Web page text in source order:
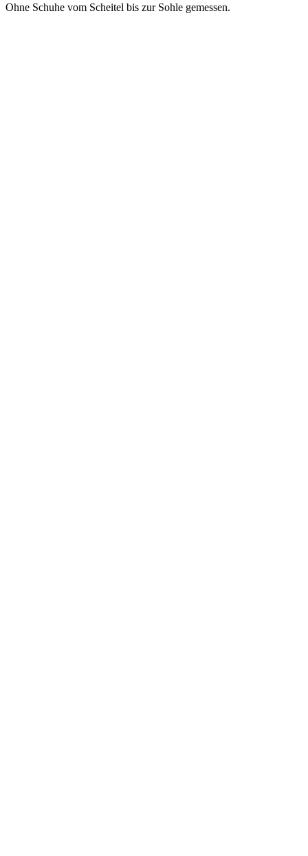
Ohne Schuhe vom Scheitel bis zur Sohle gemessen.